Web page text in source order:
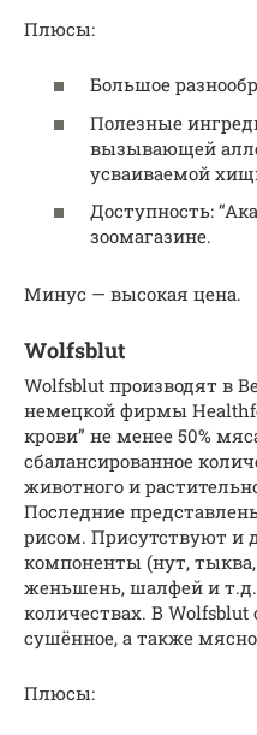
Плюсы:
Большое
Полезные
вызывающей
усваиваемой
Доступность:
зоомагазине.
Минус — высокая цена.
Wolfsblut
Wolfsblut производят в
немецкой фирмы
крови” не менее 50%
сбалансированное
животного и
Последние
рисом. Присутствуют и
компоненты (нут,
женьшень, шалфей и
количествах. В
сушённое, а также
Плюсы: